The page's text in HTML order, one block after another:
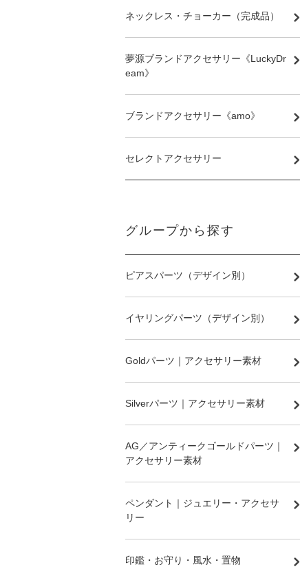
ネックレス・チョーカー（完成品）
夢源ブランドアクセサリー《LuckyDr
eam》
ブランドアクセサリー《amo》
セレクトアクセサリー
グループから探す
ピアスパーツ（デザイン別）
イヤリングパーツ（デザイン別）
Goldパーツ｜アクセサリー素材
Silverパーツ｜アクセサリー素材
AG／アンティークゴールドパーツ｜
アクセサリー素材
ペンダント｜ジュエリー・アクセサ
リー
印鑑・お守り・風水・置物